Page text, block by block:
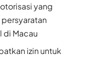
yang
di Macau
izin untuk